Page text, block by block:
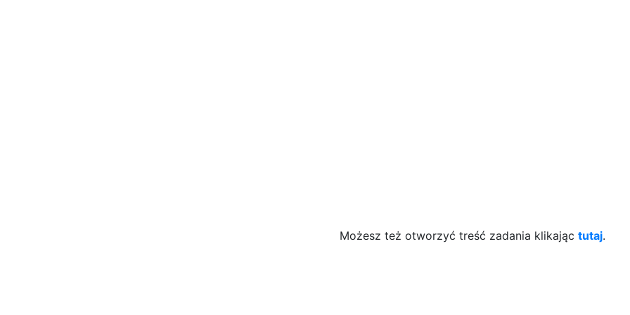
Możesz też otworzyć treść zadania klikając tutaj.